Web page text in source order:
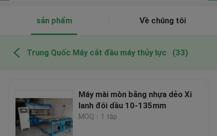
sản phẩm Về chúng tôi
Trung Quốc Máy cắt đầu máy thủy lực (33)
Máy mài mòn bằng nhựa dẻo Xi
lanh đôi dầu 10-135mm
MOQ：1 tập